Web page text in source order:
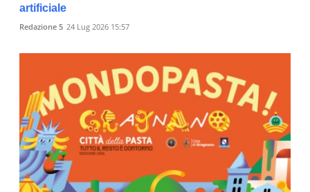
artificiale
Redazione 5 24 Lug 2026 15:57